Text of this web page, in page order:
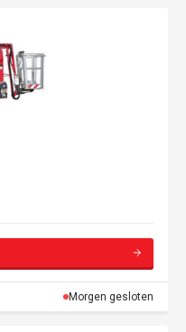
Morgen gesloten